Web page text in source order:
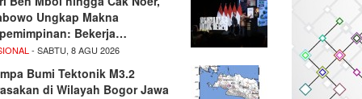
Ungkap Makna
Bekerja…
- SABTU, 8 AGU 2026
Bumi Tektonik M3.2
di Wilayah Bogor Jawa